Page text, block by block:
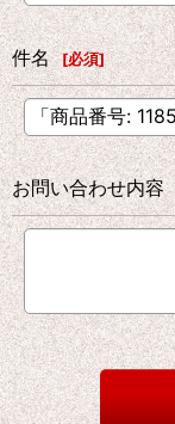
件名 [必須]
お問い合わせ内容